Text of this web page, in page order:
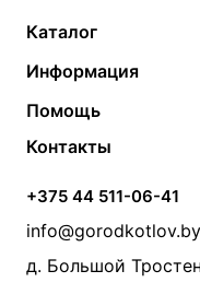
Каталог
Твердотопливные
Электрические котлы
Банные печи
Камины и печи
Теплый пол
Радиаторы
Насосы
Дымоходы
Информация
Контакты
Статьи
Акции
Производители
Помощь
Монтаж систем
Прайс по монтажу
Проект систем
Контакты
+375 44 511-06-41
info@gorodkotlov.by
д. Большой